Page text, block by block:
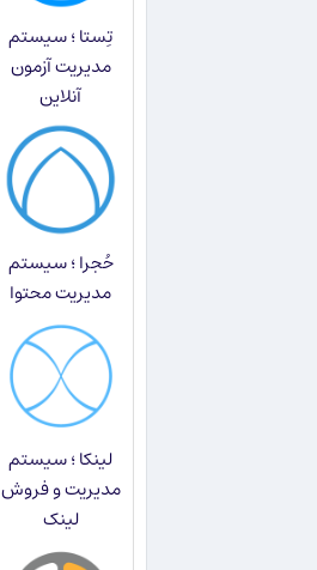
تِستا ؛ سیستم
مدیریت آزمون
آنلاین
حُجرا ؛ سیستم
مدیریت محتوا
لینکا ؛ سیستم
مدیریت و فروش
لینک